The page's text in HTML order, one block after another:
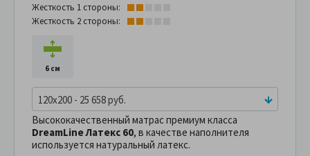
Жесткость 1 стороны:
Жесткость 2 стороны:
6 см
120x200 - 25 658 руб.
Высококачественный матрас премиум класса
DreamLine Латекс 60, в качестве наполнителя
используется натуральный латекс.